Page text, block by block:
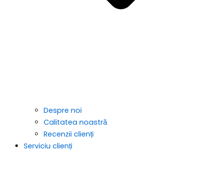
Despre noi
Calitatea noastră
Recenzii clienți
Serviciu clienți